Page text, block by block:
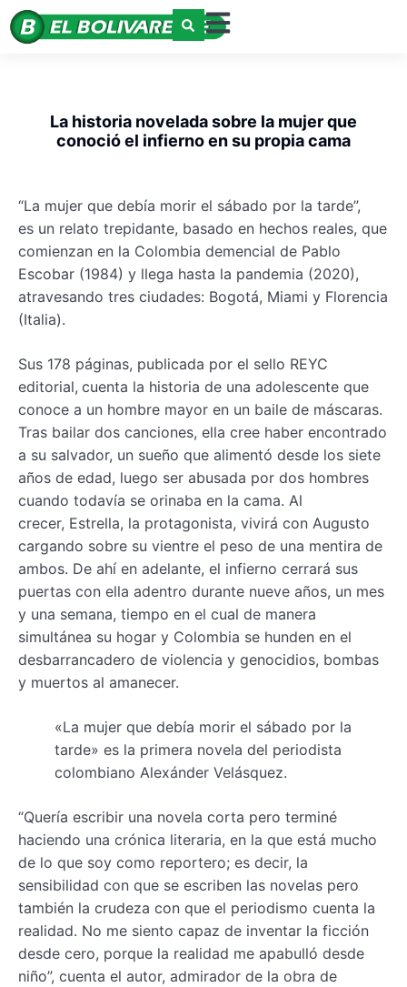
La historia novelada sobre la mujer que
conoció el infierno en su propia cama
“La mujer que debía morir el sábado por la tarde”,
es un relato trepidante, basado en hechos reales, que
comienzan en la Colombia demencial de Pablo
Escobar (1984) y llega hasta la pandemia (2020),
atravesando tres ciudades: Bogotá, Miami y Florencia
(Italia).
Sus 178 páginas, publicada por el sello REYC
editorial, cuenta la historia de una adolescente que
conoce a un hombre mayor en un baile de máscaras.
Tras bailar dos canciones, ella cree haber encontrado
a su salvador, un sueño que alimentó desde los siete
años de edad, luego ser abusada por dos hombres
cuando todavía se orinaba en la cama. Al
crecer, Estrella, la protagonista, vivirá con Augusto
cargando sobre su vientre el peso de una mentira de
ambos. De ahí en adelante, el infierno cerrará sus
puertas con ella adentro durante nueve años, un mes
y una semana, tiempo en el cual de manera
simultánea su hogar y Colombia se hunden en el
desbarrancadero de violencia y genocidios, bombas
y muertos al amanecer.
«La mujer que debía morir el sábado por la
tarde» es la primera novela del periodista
colombiano Alexánder Velásquez.
“Quería escribir una novela corta pero terminé
haciendo una crónica literaria, en la que está mucho
de lo que soy como reportero; es decir, la
sensibilidad con que se escriben las novelas pero
también la crudeza con que el periodismo cuenta la
realidad. No me siento capaz de inventar la ficción
desde cero, porque la realidad me apabulló desde
niño”, cuenta el autor, admirador de la obra de